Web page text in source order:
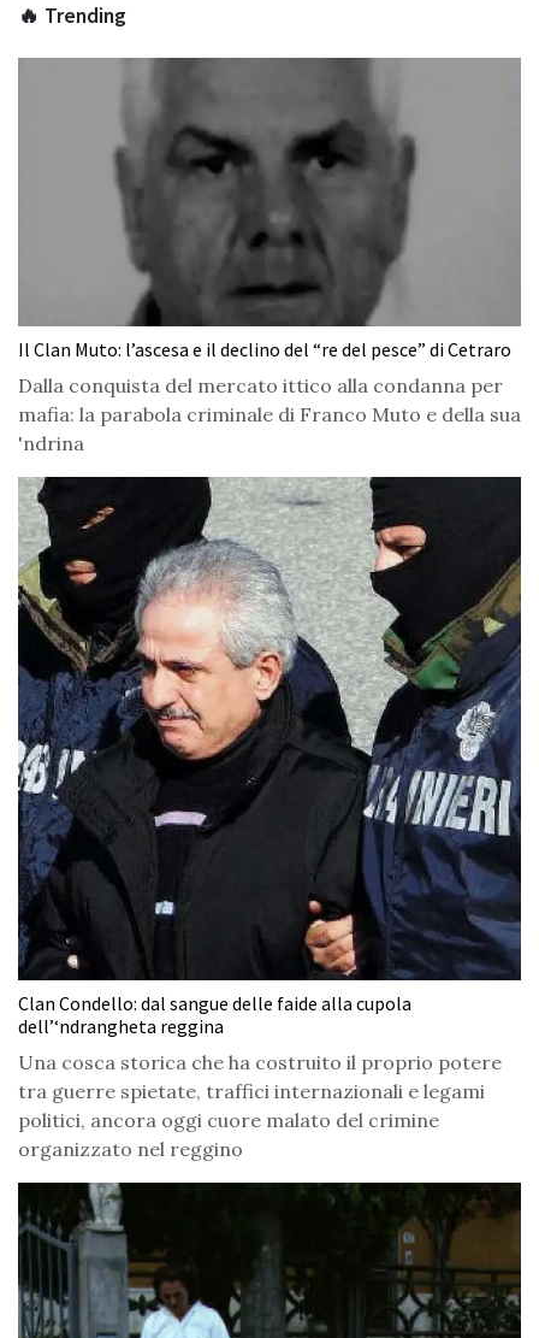
🔥 Trending
Il Clan Muto: l’ascesa e il declino del “re del pesce” di Cetraro
Dalla conquista del mercato ittico alla condanna per
mafia: la parabola criminale di Franco Muto e della sua
'ndrina
Clan Condello: dal sangue delle faide alla cupola
dell’‘ndrangheta reggina
Una cosca storica che ha costruito il proprio potere
tra guerre spietate, traffici internazionali e legami
politici, ancora oggi cuore malato del crimine
organizzato nel reggino